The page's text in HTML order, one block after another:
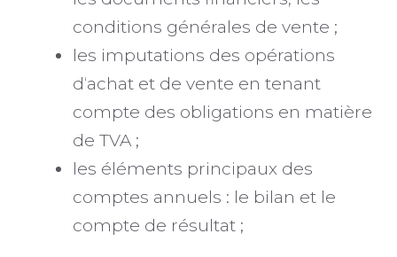
conditions générales de vente ;
les imputations des opérations
d‘achat et de vente en tenant
compte des obligations en matière
de TVA ;
les éléments principaux des
comptes annuels : le bilan et le
compte de résultat ;